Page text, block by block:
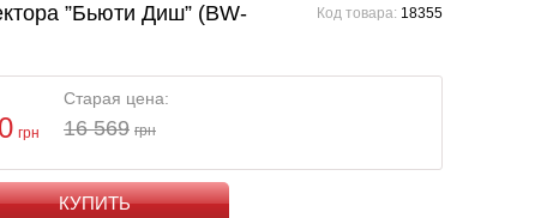
”Бьюти Диш” (BW-
Код товара: 18355
грн
Старая цена:
16 569 грн
КУПИТЬ